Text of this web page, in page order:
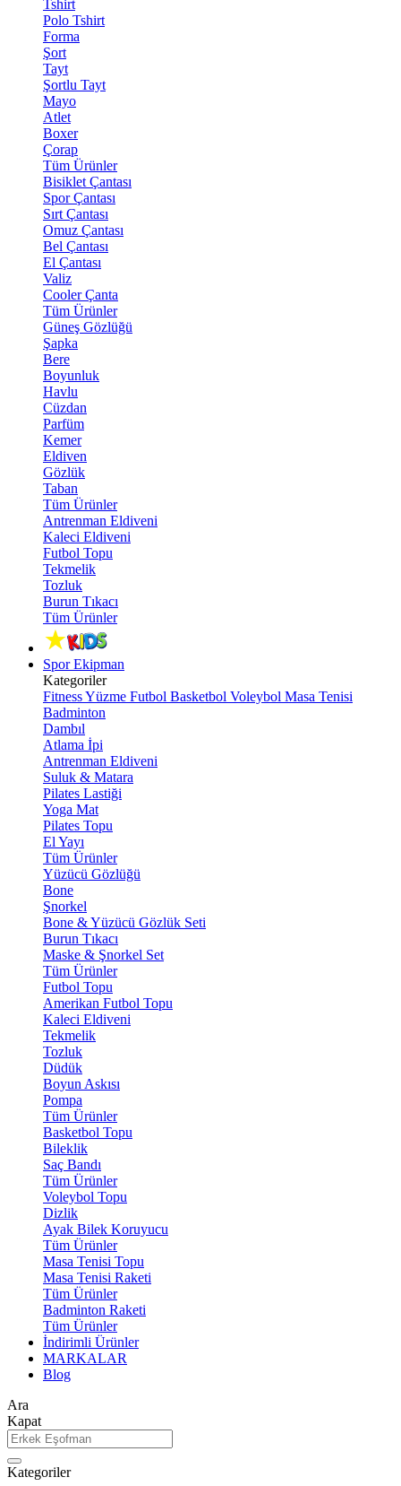
Tshirt
Polo Tshirt
Forma
Şort
Tayt
Şortlu Tayt
Mayo
Atlet
Boxer
Çorap
Tüm Ürünler
Bisiklet Çantası
Spor Çantası
Sırt Çantası
Omuz Çantası
Bel Çantası
El Çantası
Valiz
Cooler Çanta
Tüm Ürünler
Güneş Gözlüğü
Şapka
Bere
Boyunluk
Havlu
Cüzdan
Parfüm
Kemer
Eldiven
Gözlük
Taban
Tüm Ürünler
Antrenman Eldiveni
Kaleci Eldiveni
Futbol Topu
Tekmelik
Tozluk
Burun Tıkacı
Tüm Ürünler
Spor Ekipman
Kategoriler
FitnessYüzme Futbol Basketbol Voleybol Masa Tenisi
Badminton
Dambıl
Atlama İpi
Antrenman Eldiveni
Suluk & Matara
Pilates Lastiği
Yoga Mat
Pilates Topu
El Yayı
Tüm Ürünler
Yüzücü Gözlüğü
Bone
Şnorkel
Bone & Yüzücü Gözlük Seti
Burun Tıkacı
Maske & Şnorkel Set
Tüm Ürünler
Futbol Topu
Amerikan Futbol Topu
Kaleci Eldiveni
Tekmelik
Tozluk
Düdük
Boyun Askısı
Pompa
Tüm Ürünler
Basketbol Topu
Bileklik
Saç Bandı
Tüm Ürünler
Voleybol Topu
Dizlik
Ayak Bilek Koruyucu
Tüm Ürünler
Masa Tenisi Topu
Masa Tenisi Raketi
Tüm Ürünler
Badminton Raketi
Tüm Ürünler
İndirimli Ürünler
MARKALAR
Blog
Ara
Kapat
Kategoriler